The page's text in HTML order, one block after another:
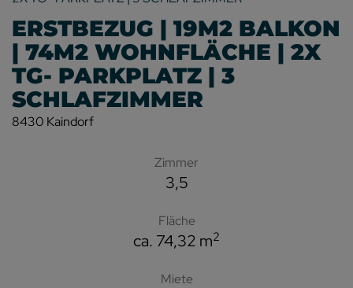
ERSTBEZUG | 19M2 BALKON
| 74M2 WOHNFLÄCHE | 2X
TG- PARKPLATZ | 3
SCHLAFZIMMER
8430 Kaindorf
Zimmer
3,5
Fläche
ca. 74,32 m2
Miete